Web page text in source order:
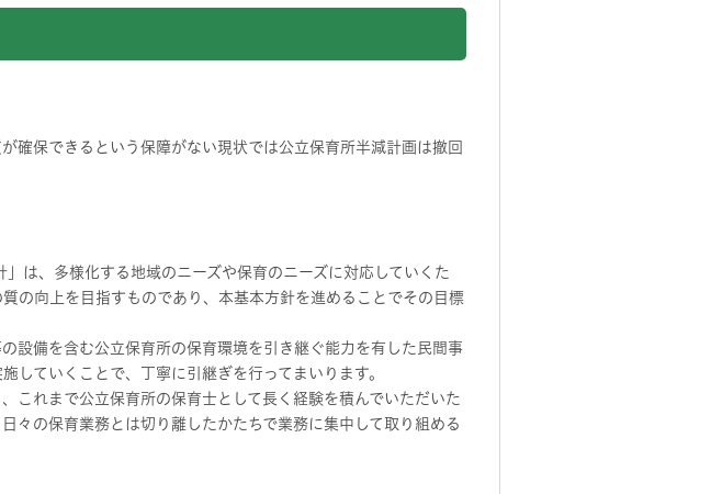
確保できるという保障がない現状では公立保育所半減計画は撤回
は、多様化する地域のニーズや保育のニーズに対応していくた
の向上を目指すものであり、本基本方針を進めることでその目標
設備を含む公立保育所の保育環境を引き継ぐ能力を有した民間事
していくことで、丁寧に引継ぎを行ってまいります。
れまで公立保育所の保育士として長く経験を積んでいただいた
々の保育業務とは切り離したかたちで業務に集中して取り組める